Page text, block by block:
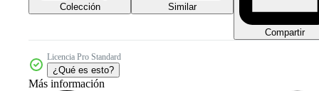
Colección Similar
Compartir
Licencia Pro Standard
¿Qué es esto?
Más información